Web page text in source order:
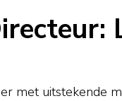
met uitstekende